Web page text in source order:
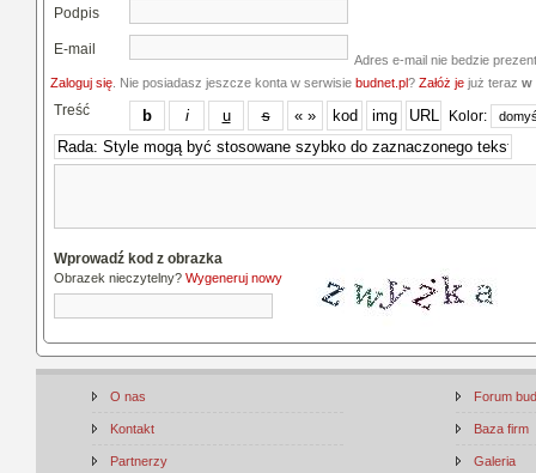
Podpis
E-mail
Adres e-mail nie bedzie
Zaloguj się . Nie posiadasz jeszcze konta w serwisie budnet.pl? Załóż je już teraz w
Treść Kolor:
Wprowadź kod z obrazka
Obrazek nieczytelny? Wygeneruj nowy
O nas
Kontakt
Partnerzy
Forum
Baza firm
Galeria